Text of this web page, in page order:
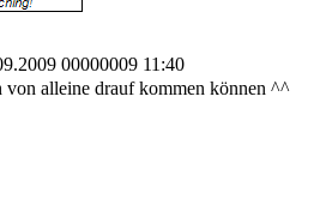
00000009 11:40
von alleine drauf kommen können ^^